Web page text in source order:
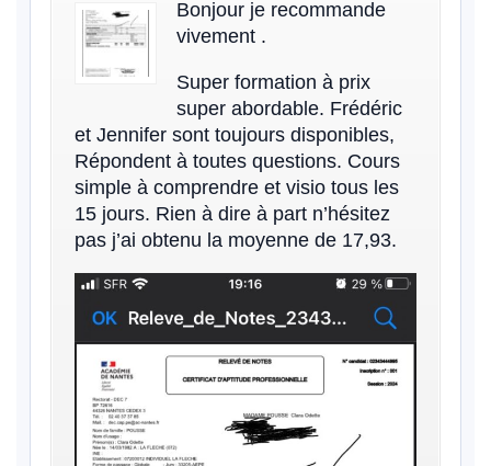
Bonjour je recommande
vivement .
Super formation à prix
super abordable. Frédéric
et Jennifer sont toujours disponibles,
Répondent à toutes questions. Cours
simple à comprendre et visio tous les
15 jours. Rien à dire à part n’hésitez
pas j’ai obtenu la moyenne de 17,93.